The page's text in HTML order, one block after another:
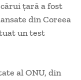
ţară a fost
din Coreea
un test
al ONU, din